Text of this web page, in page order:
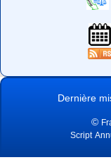
Dernière
©
Script